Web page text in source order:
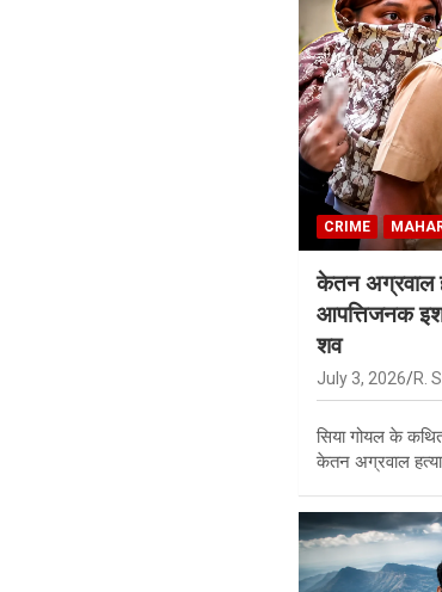
CRIME
केतन अग्रवाल
आपत्तिजनक
शव
July 3, 2026 R.
सिया गोयल के
केतन अग्रवाल